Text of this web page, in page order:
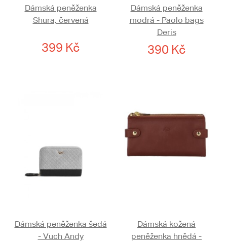
Dámská peněženka
Shura, červená
399 Kč
Dámská peněženka
modrá - Paolo bags
Deris
390 Kč
Dámská peněženka šedá
- Vuch Andy
Dámská kožená
peněženka hnědá -